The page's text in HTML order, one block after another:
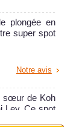
plongée en
super spot
Notre avis
sœur de Koh
Ley. Ce spot